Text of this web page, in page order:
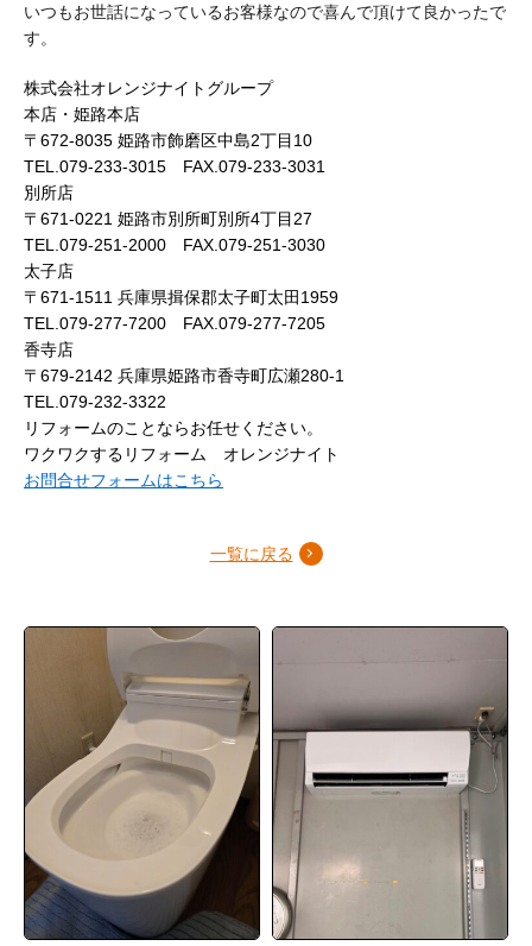
いつもお世話になっているお客様なので喜んで頂けて良かったで
す。
株式会社オレンジナイトグループ
本店・姫路本店
〒672-8035 姫路市飾磨区中島2丁目10
TEL.079-233-3015 FAX.079-233-3031
別所店
〒671-0221 姫路市別所町別所4丁目27
TEL.079-251-2000 FAX.079-251-3030
太子店
〒671-1511 兵庫県揖保郡太子町太田1959
TEL.079-277-7200 FAX.079-277-7205
香寺店
〒679-2142 兵庫県姫路市香寺町広瀬280-1
TEL.079-232-3322
リフォームのことならお任せください。
ワクワクするリフォーム オレンジナイト
お問合せフォームはこちら
一覧に戻る